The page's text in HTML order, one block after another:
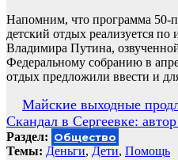
Напомним, что программа 50-
детский отдых реализуется
Владимира Путина,
Федеральному собранию в
отдых предложили ввести и
Навигация
по
записям
Майские выходные
Скандал в Сергеевке:
Раздел: Общество
Темы: Деньги, Дети, Помощь